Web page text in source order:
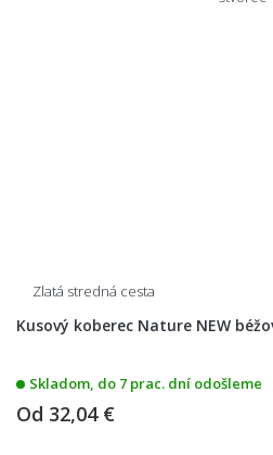
Zlatá stredná cesta
Kusový koberec Nature NEW
Skladom, do 7 prac. dní odošleme
Od 32,04 €